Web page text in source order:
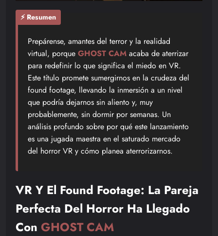
⚡ Resumen
Prepárense, amantes del terror y la realidad
virtual, porque GHOST CAM acaba de aterrizar
para redefinir lo que significa el miedo en VR.
Este título promete sumergirnos en la crudeza del
found footage, llevando la inmersión a un nivel
que podría dejarnos sin aliento y, muy
probablemente, sin dormir por semanas. Un
análisis profundo sobre por qué este lanzamiento
es una jugada maestra en el saturado mercado
del horror VR y cómo planea aterrorizarnos.
VR Y El Found Footage: La Pareja
Perfecta Del Horror Ha Llegado
Con GHOST CAM